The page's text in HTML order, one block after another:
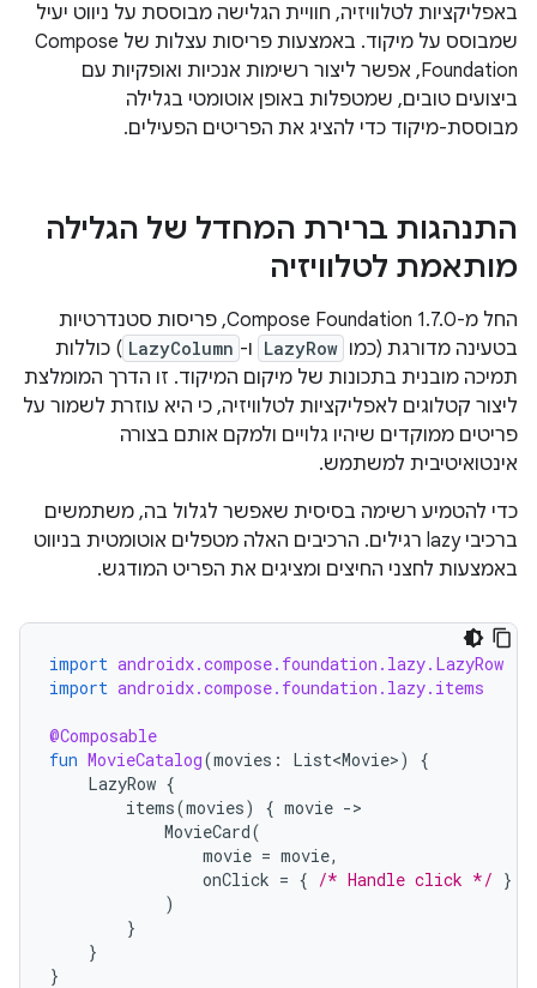
באפליקציות לטלוויזיה, חוויית הגלישה מבוססת על ניווט יעיל
שמבוסס על מיקוד. באמצעות פריסות עצלות של Compose
Foundation, אפשר ליצור רשימות אנכיות ואופקיות עם
ביצועים טובים, שמטפלות באופן אוטומטי בגלילה
מבוססת-מיקוד כדי להציג את הפריטים הפעילים.
התנהגות ברירת המחדל של הגלילה
מותאמת לטלוויזיה
החל מ-Compose Foundation 1.7.0, פריסות סטנדרטיות
בטעינה מדורגת (כמו LazyRow ו- LazyColumn ) כוללות
תמיכה מובנית בתכונות של מיקום המיקוד. זו הדרך המומלצת
ליצור קטלוגים לאפליקציות לטלוויזיה, כי היא עוזרת לשמור על
פריטים ממוקדים שיהיו גלויים ולמקם אותם בצורה
אינטואיטיבית למשתמש.
כדי להטמיע רשימה בסיסית שאפשר לגלול בה, משתמשים
ברכיבי lazy רגילים. הרכיבים האלה מטפלים אוטומטית בניווט
באמצעות לחצני החיצים ומציגים את הפריט המודגש.
import androidx.compose.foundation.lazy.LazyRow
import androidx.compose.foundation.lazy.items
@Composable
fun MovieCatalog(movies : List<Movie>)
{
LazyRow {
items(movies) { movie -
MovieCard(
movie = movie,
onClick = { /* Handle click */ }
)
}
}
}